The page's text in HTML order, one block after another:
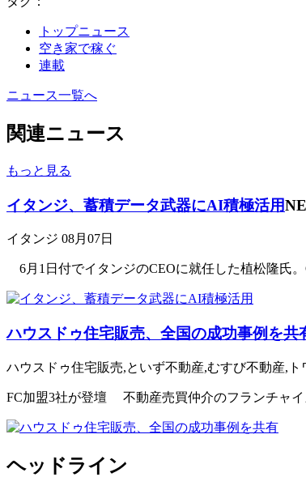
トップニュース
空き家で稼ぐ
連載
ニュース一覧へ
関連ニュース
もっと見る
イタンジ、蓄積データ武器にAI積極活用
イタンジ 08月07日
6月1日付でイタンジのCEOに就任した植松隆氏
ハウスドゥ住宅販売、全国の成功事例を共
ハウスドゥ住宅販売,といず不動産,むすび不動産,ト
FC加盟3社が登壇 不動産売買仲介のフランチャイ
ヘッドライン